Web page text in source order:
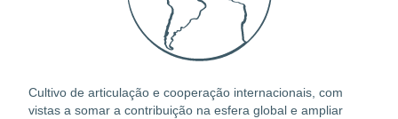
Cultivo de articulação e cooperação internacionais, com
vistas a somar a contribuição na esfera global e ampliar